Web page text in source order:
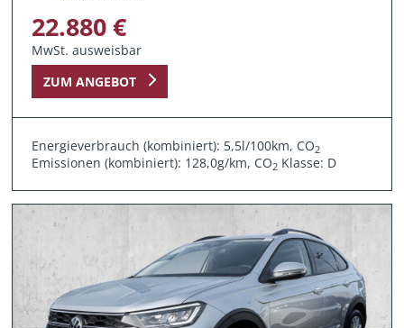
22.880 €
MwSt. ausweisbar
ZUM ANGEBOT
Energieverbrauch (kombiniert): 5,5l/100km, CO2
Emissionen (kombiniert): 128,0g/km, CO2 Klasse: D